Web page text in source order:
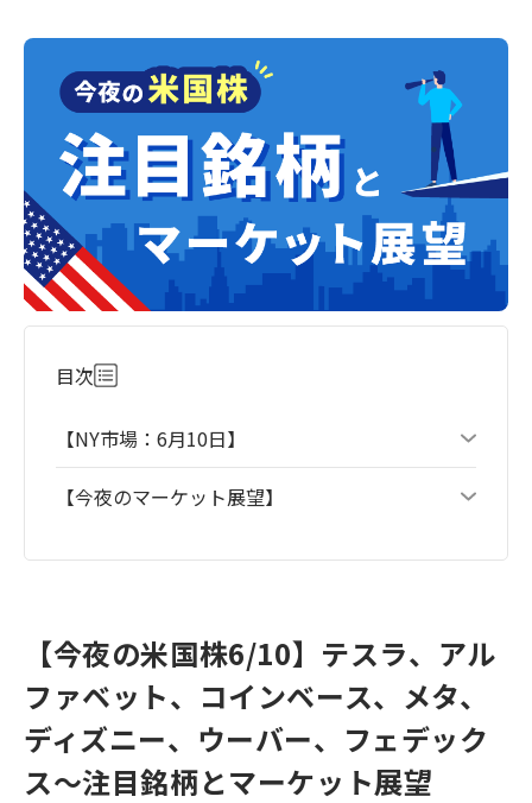
目次
【NY市場：6月10日】
【今夜のマーケット展望】
【今夜の米国株6/10】テスラ、アル
ファベット、コインベース、メタ、
ディズニー、ウーバー、フェデック
ス～注目銘柄とマーケット展望